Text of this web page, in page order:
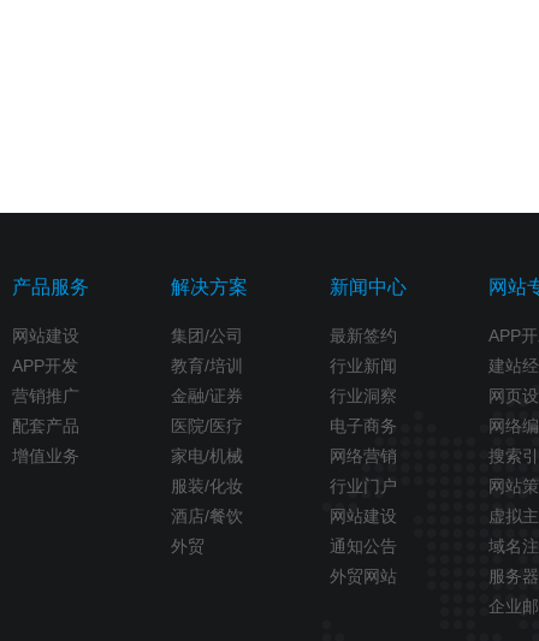
产品服务
网站建设
APP开发
营销推广
配套产品
增值业务
解决方案
集团/公司
教育/培训
金融/证券
医院/医疗
家电/机械
服装/化妆
酒店/餐饮
外贸
新闻中心
最新签约
行业新闻
行业洞察
电子商务
网络营销
行业门户
网站建设
通知公告
外贸网站
网站
APP
建站
网页
网络
搜索
网站
虚拟
域名
服务器
企业